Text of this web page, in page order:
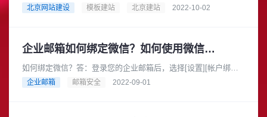
和个人都开始利用网络来开展工作和商业活动；现在的企业和个
北京网站建设 模板建站 北京建站 2022-10-02
企业邮箱如何绑定微信？如何使用微信提醒功能？
如何绑定微信？答：登录您的企业邮箱后，选择[设置][帐户绑
定]，点击绑定微信后的“点击绑定”链接，页面会显示一个二维
企业邮箱 邮箱安全 2022-09-01